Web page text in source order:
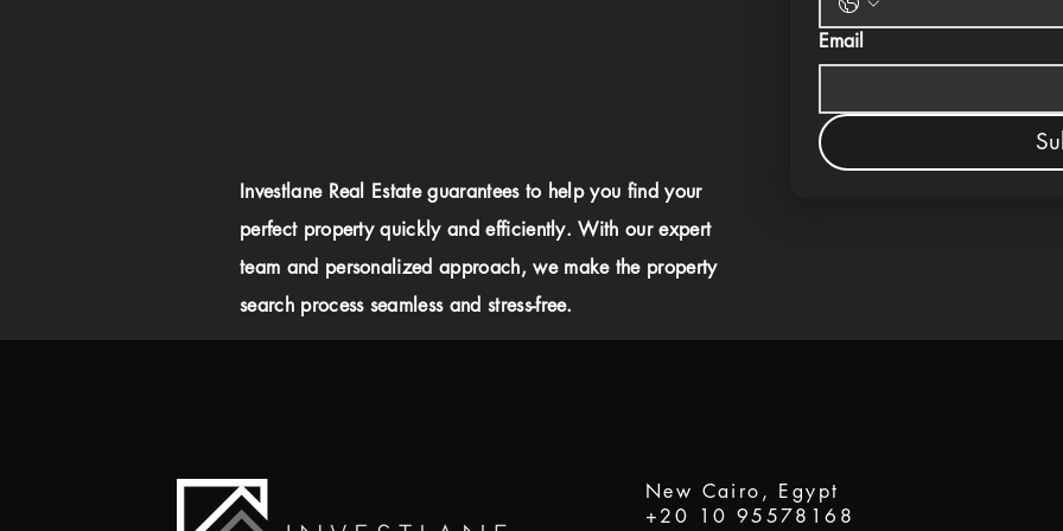
Investlane Real Estate guarantees to help you find your
perfect property quickly and efficiently. With our expert
team and personalized approach, we make the property
search process seamless and stress-free.
Email
New Cairo, Egypt
+20 10 95578168